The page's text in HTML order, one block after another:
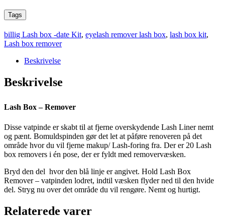
Tags
billig Lash box -date Kit, eyelash remover lash box, lash box kit,
Lash box remover
Beskrivelse
Beskrivelse
Lash Box – Remover
Disse vatpinde er skabt til at fjerne overskydende Lash Liner nemt
og pænt. Bomuldspinden gør det let at påføre renoveren på det
område hvor du vil fjerne makup/ Lash-foring fra. Der er 20 Lash
box removers i én pose, der er fyldt med removervæsken.
Bryd den del hvor den blå linje er angivet. Hold Lash Box
Remover – vatpinden lodret, indtil væsken flyder ned til den hvide
del. Stryg nu over det område du vil rengøre. Nemt og hurtigt.
Relaterede varer